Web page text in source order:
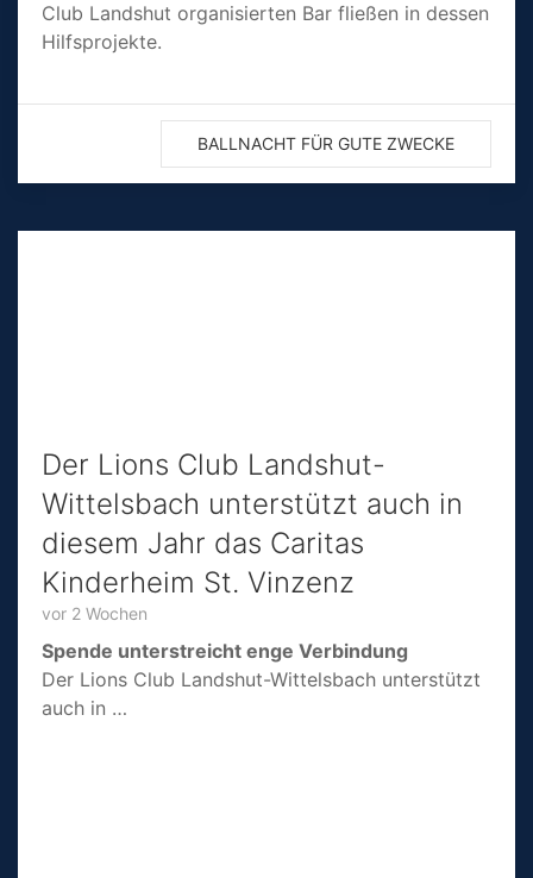
Club Landshut organi­sierten Bar fließen in dessen
Hilfsprojekte.
BALLNACHT FÜR GUTE ZWECKE
Der Lions Club Landshut-
Wittelsbach unterstützt auch in
diesem Jahr das Caritas
Kinderheim St. Vinzenz
vor 2 Wochen
Spende unterstreicht enge Verbindung
Der Lions Club Landshut-Wittelsbach unterstützt
auch in …